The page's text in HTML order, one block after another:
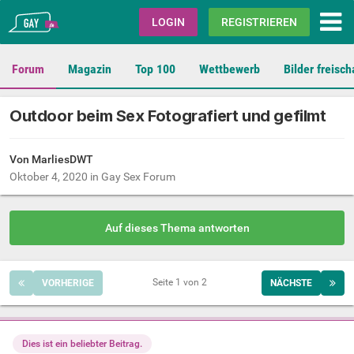
Gay.de LOGIN REGISTRIEREN
Forum Magazin Top 100 Wettbewerb Bilder
Outdoor beim Sex Fotografiert und gefilmt
Von MarliesDWT
Oktober 4, 2020 in Gay Sex Forum
Auf dieses Thema antworten
VORHERIGE NÄCHSTE
Seite 1 von 2
Dies ist ein beliebter Beitrag.